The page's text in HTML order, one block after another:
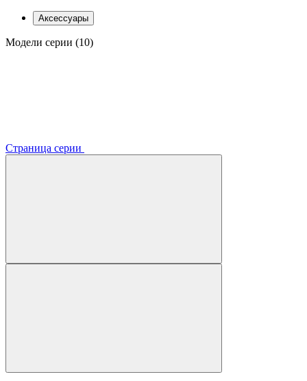
Аксессуары
Модели серии (10)
Страница серии